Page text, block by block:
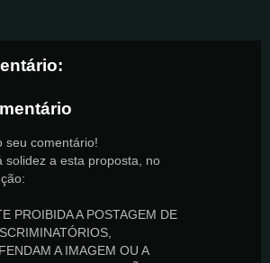
seu comentário!
solidez a esta proposta, no
PROIBIDA A POSTAGEM DE
A IMAGEM OU A